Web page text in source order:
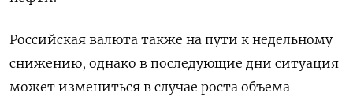
Российская валюта также на пути к недельному
снижению, однако в последующие дни ситуация
может измениться в случае роста объема